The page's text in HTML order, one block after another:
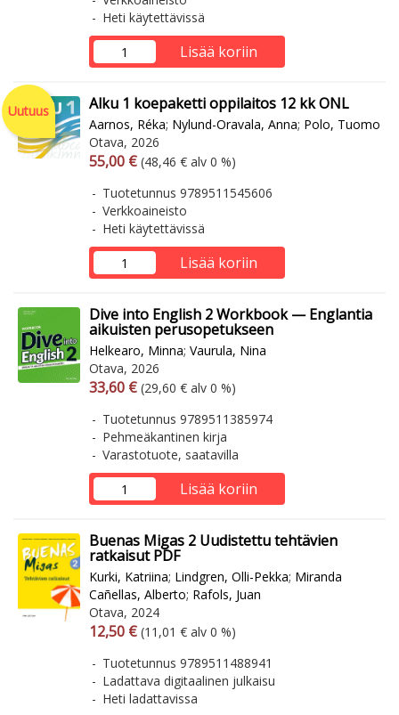
Heti käytettävissä
Lisää koriin
Uutuus Alku 1 koepaketti oppilaitos 12 kk ONL
Aarnos, Réka; Nylund-Oravala, Anna; Polo, Tuomo
Otava, 2026
Arvonlisäverollinen hinta
55,00 € Arvonlisäveroton hinta
(48,46 € alv 0 %)
Tuotetunnus 9789511545606
Verkkoaineisto
Heti käytettävissä
Lisää koriin
Dive into English 2 Workbook — Englantia
aikuisten perusopetukseen
Helkearo, Minna; Vaurula, Nina
Otava, 2026
Arvonlisäverollinen hinta
33,60 € Arvonlisäveroton hinta
(29,60 € alv 0 %)
Tuotetunnus 9789511385974
Pehmeäkantinen kirja
Varastotuote, saatavilla
Lisää koriin
Buenas Migas 2 Uudistettu tehtävien
ratkaisut PDF
Kurki, Katriina; Lindgren, Olli-Pekka; Miranda
Cañellas, Alberto; Rafols, Juan
Otava, 2024
Arvonlisäverollinen hinta
12,50 € Arvonlisäveroton hinta
(11,01 € alv 0 %)
Tuotetunnus 9789511488941
Ladattava digitaalinen julkaisu
Heti ladattavissa